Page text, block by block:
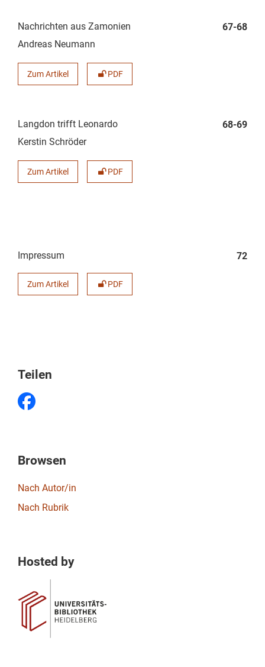
Nachrichten aus Zamonien
Andreas Neumann
Zum Artikel PDF
67-68
Langdon trifft Leonardo
Kerstin Schröder
Zum Artikel PDF
68-69
Impressum
Zum Artikel PDF
72
Teilen
Browsen
Nach Autor/in
Nach Rubrik
Hosted by